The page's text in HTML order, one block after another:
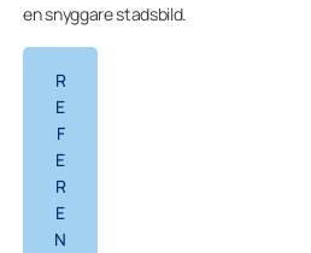
en snyggare stadsbild.
R
E
F
E
R
E
N